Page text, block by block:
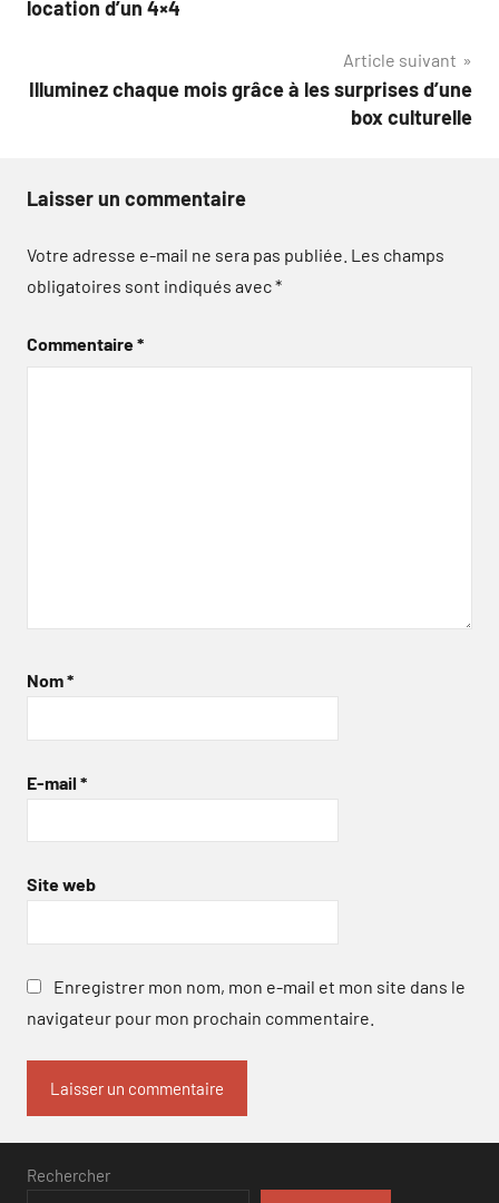
location d’un 4×4
Article suivant
Illuminez chaque mois grâce à les surprises d’une
box culturelle
Laisser un commentaire
Votre adresse e-mail ne sera pas publiée. Les champs
obligatoires sont indiqués avec*
Commentaire*
Nom*
E-mail *
Site web
Enregistrer mon nom, mon e-mail et mon site dans le
navigateur pour mon prochain commentaire.
Rechercher